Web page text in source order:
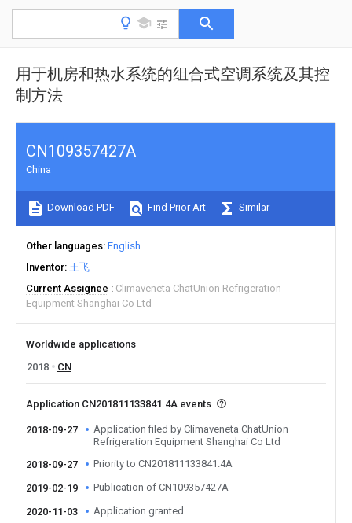
用于机房和热水系统的组合式空调系统及其控
制方法
CN109357427A
China
Download PDF Find Prior Art Similar
Other languages English
Inventor 王飞
Current Assignee
Climaveneta ChatUnion Refrigeration
Equipment Shanghai Co Ltd
Worldwide applications
2018
CN
Application CN201811133841.4A events
2018-09-27
Application filed by Climaveneta ChatUnion
Refrigeration Equipment Shanghai Co Ltd
2018-09-27
Priority to CN201811133841.4A
2019-02-19 Publication of CN109357427A
2020-11-03 Application granted